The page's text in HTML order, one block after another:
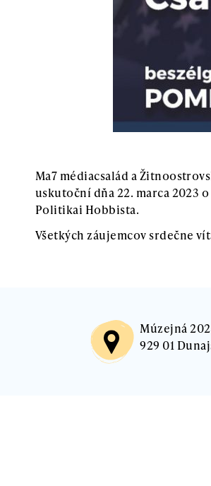
Ma7 médiacsalád a
uskutoční dňa 22. marca 2023
Politikai Hobbista.
Všetkých záujemcov srdečne
Múzejná
929 01